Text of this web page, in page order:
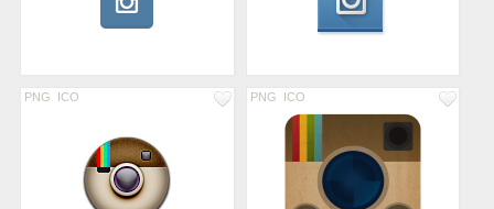
PNG ICO PNG ICO